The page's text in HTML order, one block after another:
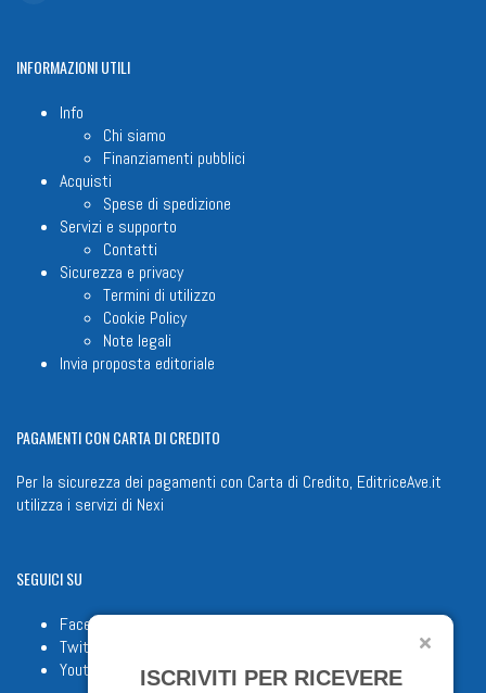
INFORMAZIONIUTILI
Info
Chi siamo
Finanziamenti pubblici
Acquisti
Spese di spedizione
Servizi e supporto
Contatti
Sicurezza e privacy
Termini di utilizzo
Cookie Policy
Note legali
Invia proposta editoriale
PAGAMENTICON CARTA DI CREDITO
Per la sicurezza dei pagamenti con Carta di Credito, EditriceAve.it
utilizza i servizi di Nexi
SEGUICISU
Facebook
Twitter
Youtube
ISCRIVITI PER RICEVERE